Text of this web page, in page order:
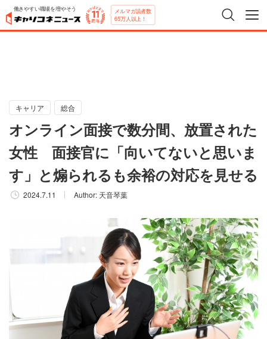
働きやすい職場を増やそう メルマガ読者数
65万人以上！
キャリア 総合
オンライン面接で数分間、放置された
女性 面接官に「向いてないと思いま
す」と煽られるも余裕の対応を見せる
2024.7.11 Author: 天音琴葉